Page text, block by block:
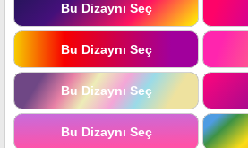
Bu Dizaynı Seç
Bu Dizaynı Seç
Bu Dizaynı Seç
Bu Dizaynı Seç